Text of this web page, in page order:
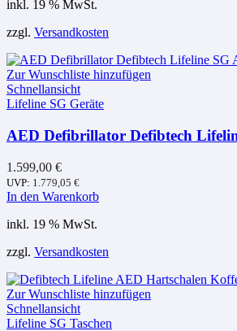
inkl. 19 % MwSt.
zzgl. Versandkosten
Zur Wunschliste hinzufügen
Schnellansicht
Lifeline SG Geräte
AED Defibrillator Defibtech
1.599,00 €
UVP: 1.779,05 €
In den Warenkorb
inkl. 19 % MwSt.
zzgl. Versandkosten
Zur Wunschliste hinzufügen
Schnellansicht
Lifeline SG Taschen